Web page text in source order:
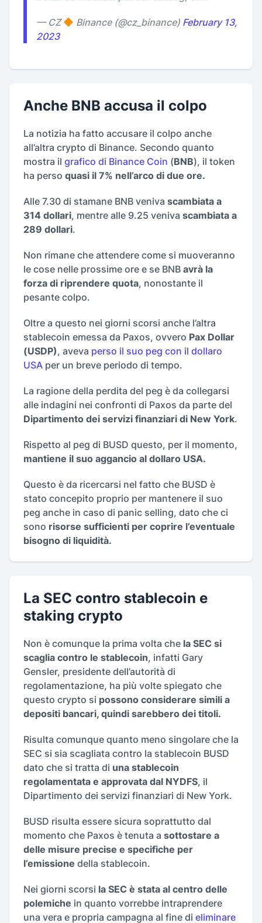
— CZ Binance (@cz_binance) February 13,
2023
Anche BNB accusa il colpo
La notizia ha fatto accusare il colpo anche
all’altra crypto di Binance. Secondo quanto
mostra il grafico di Binance Coin (BNB), il token
ha perso quasi il 7% nell’arco di due ore.
Alle 7.30 di stamane BNB veniva scambiata a
314 dollari, mentre alle 9.25 veniva scambiata a
289 dollari.
Non rimane che attendere come si muoveranno
le cose nelle prossime ore e se BNB avrà la
forza di riprendere quota, nonostante il
pesante colpo.
Oltre a questo nei giorni scorsi anche l’altra
stablecoin emessa da Paxos, ovvero Pax Dollar
(USDP), aveva perso il suo peg con il dollaro
USA per un breve periodo di tempo.
La ragione della perdita del peg è da collegarsi
alle indagini nei confronti di Paxos da parte del
Dipartimento dei servizi finanziari di New York.
Rispetto al peg di BUSD questo, per il momento,
mantiene il suo aggancio al dollaro USA.
Questo è da ricercarsi nel fatto che BUSD è
stato concepito proprio per mantenere il suo
peg anche in caso di panic selling, dato che ci
sono risorse sufficienti per coprire l’eventuale
bisogno di liquidità.
La SEC contro stablecoin e
staking crypto
Non è comunque la prima volta che la SEC si
scaglia contro le stablecoin, infatti Gary
Gensler, presidente dell’autorità di
regolamentazione, ha più volte spiegato che
questo crypto si possono considerare simili a
depositi bancari, quindi sarebbero dei titoli.
Risulta comunque quanto meno singolare che la
SEC si sia scagliata contro la stablecoin BUSD
dato che si tratta di una stablecoin
regolamentata e approvata dal NYDFS, il
Dipartimento dei servizi finanziari di New York.
BUSD risulta essere sicura soprattutto dal
momento che Paxos è tenuta a sottostare a
delle misure precise e specifiche per
l’emissione della stablecoin.
Nei giorni scorsi la SEC è stata al centro delle
polemiche in quanto vorrebbe intraprendere
una vera e propria campagna al fine di eliminare